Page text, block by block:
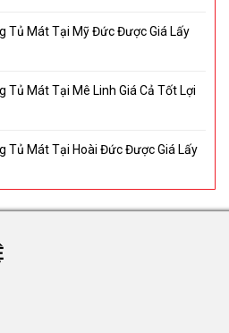
Tủ Mát Tại Mỹ Đức Được Giá Lấy
Tủ Mát Tại Mê Linh Giá Cả Tốt Lợi
Tủ Mát Tại Hoài Đức Được Giá Lấy